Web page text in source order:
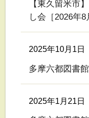
【東久留米市
し会［2026年8
2025年10月1日
多摩六都図書
2025年1月21日